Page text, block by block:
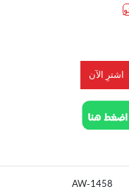
اشترِ الآن
1458-AW